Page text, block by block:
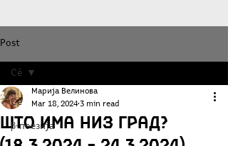
Post
Сè
β-поезија
Сè
Што има низ град?
Марија Велинова
Mar 18, 2024 3 min read